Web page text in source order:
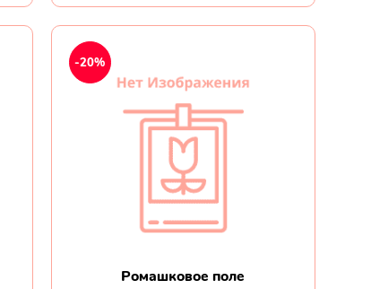
Ромашковое поле
-20%